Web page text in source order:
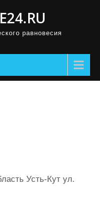
равновесия
Усть-Кут ул.